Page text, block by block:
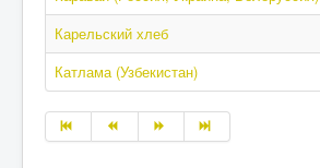
Карельский хлеб
Катлама (Узбекистан)